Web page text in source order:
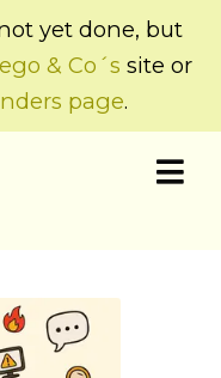
yet done, but
& Co´s site or
page.